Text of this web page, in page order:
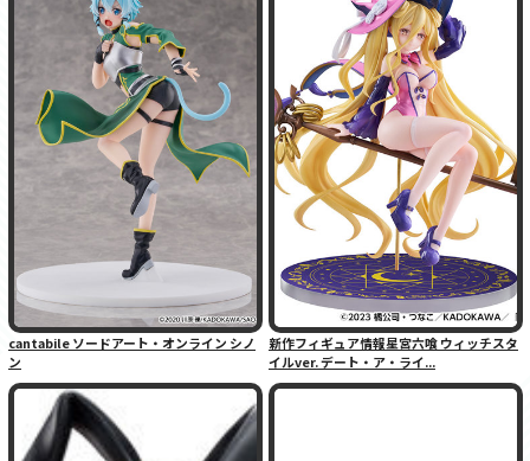
cantabile ソードアート・オンライン シノ
ン
新作フィギュア情報星宮六喰 ウィッチスタ
イルver. デート・ア・ライ...